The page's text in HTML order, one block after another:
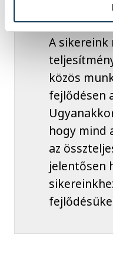
A sikereink
közös
fejlődésen
hogy mind
az
jelentősen